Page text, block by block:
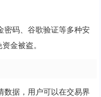
密码、谷歌验证等多种安
金被盗。
数据，用户可以在交易界